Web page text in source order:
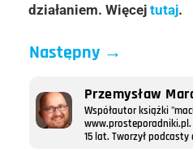
działaniem. Więcej tutaj.
Następny→
Przemysław
Współautor książki
15 lat. Tworzył podcasty